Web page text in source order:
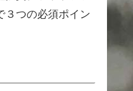
３つの必須ポイン